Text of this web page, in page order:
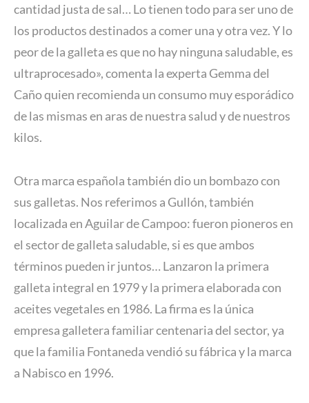
cantidad justa de sal… Lo tienen todo para ser uno de
los productos destinados a comer una y otra vez. Y lo
peor de la galleta es que no hay ninguna saludable, es
ultraprocesado», comenta la experta Gemma del
Caño quien recomienda un consumo muy esporádico
de las mismas en aras de nuestra salud y de nuestros
kilos.
Otra marca española también dio un bombazo con
sus galletas. Nos referimos a Gullón, también
localizada en Aguilar de Campoo: fueron pioneros en
el sector de galleta saludable, si es que ambos
términos pueden ir juntos… Lanzaron la primera
galleta integral en 1979 y la primera elaborada con
aceites vegetales en 1986. La firma es la única
empresa galletera familiar centenaria del sector, ya
que la familia Fontaneda vendió su fábrica y la marca
a Nabisco en 1996.